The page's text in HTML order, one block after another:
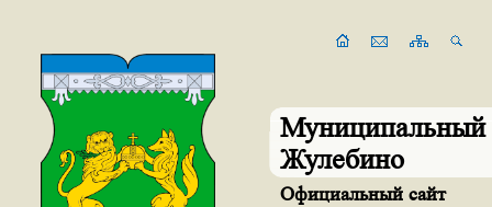
Муниципальный
Жулебино
Официальный сайт